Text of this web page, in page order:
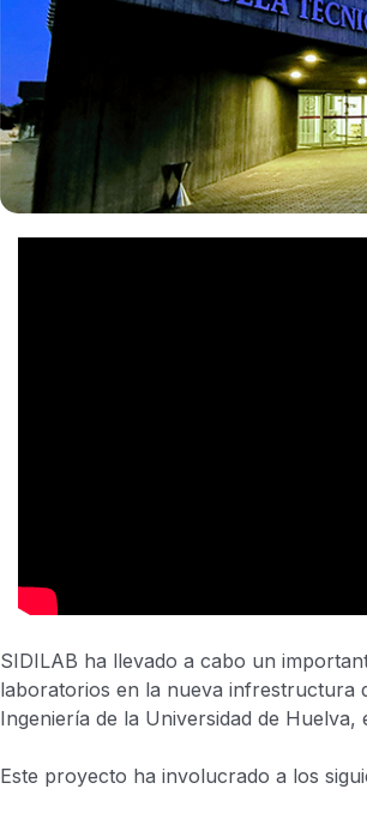
SIDILAB ha llevado a cabo un
laboratorios en la nueva infrestructura
Ingeniería de la Universidad de Huelva,
Este proyecto ha involucrado a los